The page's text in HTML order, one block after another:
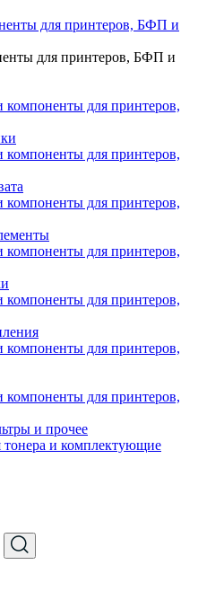
для принтеров, БФП и
для принтеров, БФП и
и прочее
и комплектующие